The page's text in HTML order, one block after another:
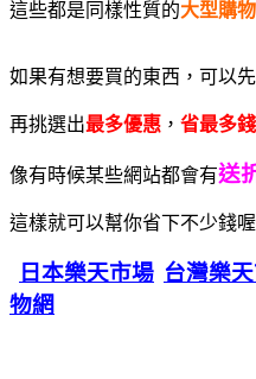
這些都是同樣性質的大型購
如果有想要買的東西，可以
再挑選出最多優惠 ， 省最多錢
像有時候某些網站都會有送
這樣就可以幫你省下不少錢喔
日本樂天市場 台灣樂
物網